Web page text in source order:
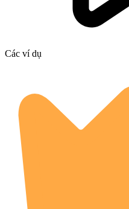
Các ví dụ